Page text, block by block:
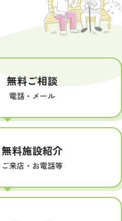
無料ご相談
電話・メール
無料施設紹介
ご来店・お電話等